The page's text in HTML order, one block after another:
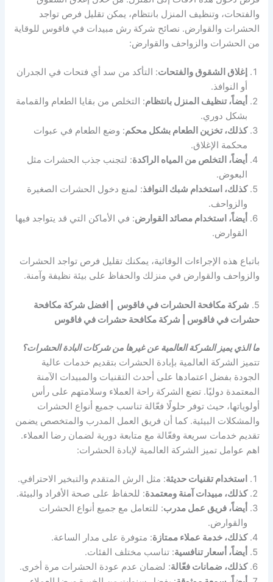
والفتحات، وتنظيف المنزل بانتظام، يمكن تقليل فرص تواجد
الحشرات والقوارض. نصائح شركة رش مبيدات في فاقوس للوقاية
من الحشرات والزواحف والقوارض:
إغلاق الشقوق والفتحات: التأكد من سد أي فتحات في الجدران
أو النوافذ.
أيضاً، تنظيف المنزل بانتظام: التخلص من بقايا الطعام والقمامة
بشكل دوري.
كذلك، تخزين الطعام بشكل محكم: وضع الطعام في عبوات
محكمة الإغلاق.
أيضاً، التخلص من المياه الراكدة: لتجنب جذب الحشرات مثل
البعوض.
كذلك، استخدام شبك النوافذ: لمنع دخول الحشرات الصغيرة
والزواحف.
أيضاً، استخدام مصائد القوارض: في الأماكن التي قد يتواجد فيها
القوارض.
باتباع هذه الإجراءات الوقائية، يمكنك تقليل فرص تواجد الحشرات
والزواحف والقوارض في منزلك والحفاظ على بيئة نظيفة وآمنة.
5. شركة مكافحة الحشرات في فاقوس | افضل شركة مكافحة
حشرات في فاقوس | شركة مكافحة حشرات في فاقوس
ما الذي يميز الشركة العالمية عن غيرها من شركات البادة الحشرات؟
تتميز الشركة العالمية بإبادة الحشرات بتقديم خدمات عالية
الجودة بفضل اعتمادها على أحدث التقنيات والمبيدات الآمنة
المعتمدة دوليًا. تضع الشركة راحة العملاء وسلامتهم على رأس
أولوياتها، حيث توفر حلولًا فعّالة تناسب جميع أنواع الحشرات
والمشكلات البيئية. كما أن فريق العمل المدرب والمتخصص يضمن
تقديم خدمات سريعة وفعّالة مع متابعة دورية لضمان رضا العملاء.
اهم عوامل تميز الشركة العالمية لإبادة الحشرات:
استخدام تقنيات حديثة: مثل الرش المتقدم والتبخير الاحترافي.
كذلك، مبيدات آمنة ومعتمدة: للحفاظ على صحة الأفراد والبيئة.
أيضاً، فريق عمل مدرب: للتعامل مع جميع أنواع الحشرات
والقوارض.
كذلك، خدمة عملاء ممتازة: متوفرة على مدار الساعة.
أيضاً، أسعار تنافسية: تناسب مختلف الفئات.
كذلك، ضمانات فعّالة: لضمان عدم عودة الحشرات مرة أخرى.